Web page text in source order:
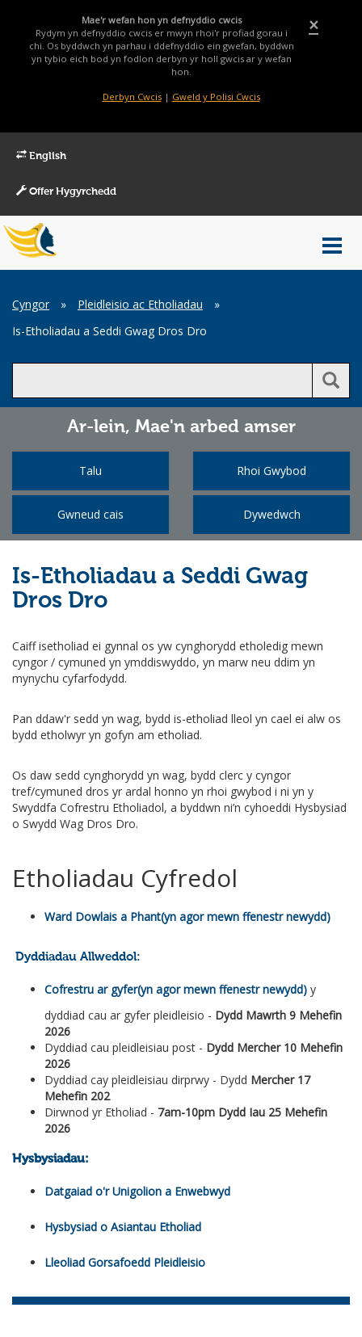
×
Mae'r wefan hon yn defnyddio cwcis
Rydym yn defnyddio cwcis er mwyn rhoi'r profiad gorau i
chi. Os byddwch yn parhau i ddefnyddio ein gwefan, byddwn
yn tybio eich bod yn fodlon derbyn yr holl gwcis ar y wefan
hon.
Derbyn Cwcis| Gweld y Polisi Cwcis
English
Offer Hygyrchedd
Main
Menu
Breadcrumb
Cyngor » Pleidleisio ac Etholiadau
»
Is-Etholiadau a Seddi Gwag Dros Dro
Ar-lein, Mae'n arbed amser
Talu Rhoi Gwybod
Gwneud cais Dywedwch
Is-Etholiadau a Seddi Gwag
Dros Dro
Caiff isetholiad ei gynnal os yw cynghorydd etholedig mewn
cyngor / cymuned yn ymddiswyddo, yn marw neu ddim yn
mynychu cyfarfodydd.
Pan ddaw'r sedd yn wag, bydd is-etholiad lleol yn cael ei alw os
bydd etholwyr yn gofyn am etholiad.
Os daw sedd cynghorydd yn wag, bydd clerc y cyngor
tref/cymuned dros yr ardal honno yn rhoi gwybod i ni yn y
Swyddfa Cofrestru Etholiadol, a byddwn ni’n cyhoeddi Hysbysiad
o Swydd Wag Dros Dro.
Etholiadau Cyfredol
Ward Dowlais a Phant
Dyddiadau Allweddol:
Cofrestru ar gyfer
y
dyddiad cau ar gyfer pleidleisio - Dydd Mawrth 9 Mehefin
2026
Dyddiad cau pleidleisiau post - Dydd Mercher 10 Mehefin
2026
Dyddiad cay pleidleisiau dirprwy - Dydd Mercher 17
Mehefin 202
Dirwnod yr Etholiad - 7am-10pm Dydd Iau 25 Mehefin
2026
Hysbysiadau:
Datgaiad o'r Unigolion a Enwebwyd
Hysbysiad o Asiantau Etholiad
Lleoliad Gorsafoedd Pleidleisio